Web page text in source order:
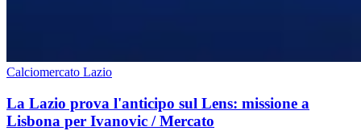
Calciomercato Lazio
La Lazio prova l'anticipo sul Lens: missione a
Lisbona per Ivanovic / Mercato